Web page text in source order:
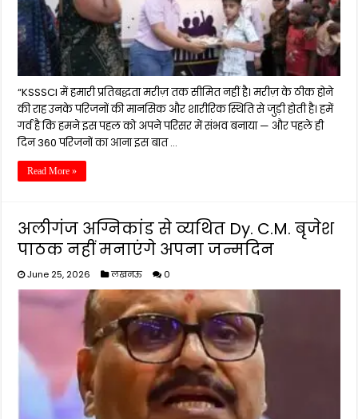
“KSSSCI में हमारी प्रतिबद्धता मरीज़ तक सीमित नहीं है। मरीज़ के ठीक होने
की राह उनके परिजनों की मानसिक और शारीरिक स्थिति से जुड़ी होती है। हमें
गर्व है कि हमने इस पहल को अपने परिसर में संभव बनाया — और पहले ही
दिन 360 परिजनों का आना इस बात …
Read More »
अलीगंज अग्निकांड से व्यथित Dy. C.M. बृजेश
पाठक नहीं मनाएंगे अपना जन्मदिन
June 25, 2026 लखनऊ 0